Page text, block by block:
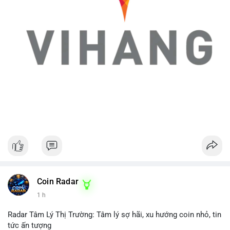
Coin Radar
1 h
Radar Tâm Lý Thị Trường: Tâm lý sợ hãi, xu hướng coin nhỏ, tin
tức ấn tượng